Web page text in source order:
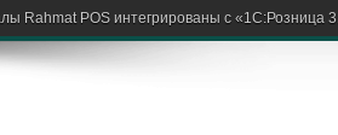
Rahmat POS интегрированы с «1С:Розница